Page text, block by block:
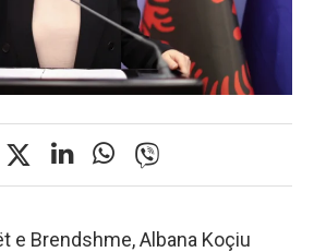
e Brendshme, Albana Koçiu